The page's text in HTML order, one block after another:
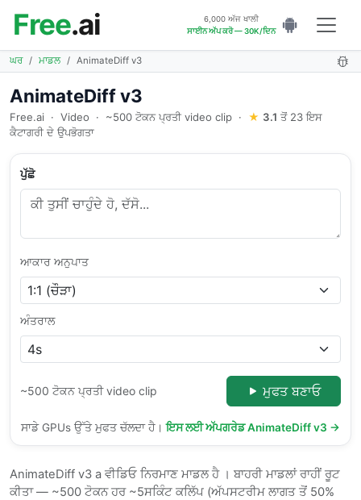
Free.ai
6,000 ਅੱਜ ਖਾਲੀ
ਸਾਈਨ ਅੱਪ ਕਰੋ — 30K/ਦਿਨ
ਘਰ ਮਾਡਲ AnimateDiff v3
AnimateDiff v3
Free.ai · Video · ~500 ਟੋਕਨ ਪ੍ਰਤੀ video clip · ★ 3.1 ਤੋਂ 23 ਇਸ
ਕੈਟਾਗਰੀ ਦੇ ਉਪਭੋਗਤਾ
ਪੁੱਛੋ
ਆਕਾਰ ਅਨੁਪਾਤ
ਅੰਤਰਾਲ
~500 ਟੋਕਨ ਪ੍ਰਤੀ video clip ਮੁਫਤ ਬਣਾਓ
ਸਾਡੇ GPUs ਉੱਤੇ ਮੁਫਤ ਚੱਲਦਾ ਹੈ। ਇਸ ਲਈ ਅੱਪਗਰੇਡ AnimateDiff v3 →
AnimateDiff v3 a ਵੀਡਿਓ ਨਿਰਮਾਣ ਮਾਡਲ ਹੈ । ਬਾਹਰੀ ਮਾਡਲਾਂ ਰਾਹੀਂ ਰੂਟ
ਕੀਤਾ — ~500 ਟੋਕਨ ਹਰ ~5ਸਕਿੰਟ ਕਲਿੱਪ (ਅੱਪਸਟਰੀਮ ਲਾਗਤ ਤੋਂ 50%